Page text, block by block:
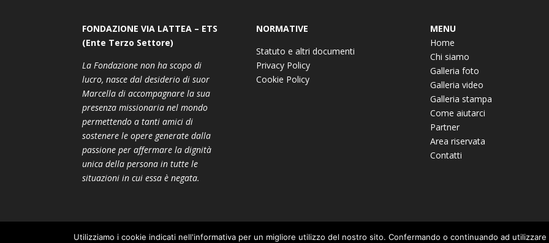
FONDAZIONE VIA LATTEA – ETS
(Ente Terzo Settore)
La Fondazione non ha scopo di
lucro, nasce dal desiderio di suor
Marcella di accompagnare la sua
presenza missionaria nel mondo
permettendo a tanti amici di
sostenere le opere generate dalla
passione per affermare la dignità
unica della persona in tutte le
situazioni in cui essa è negata.
NORMATIVE
Statuto e altri documenti
Privacy Policy
Cookie Policy
MENU
Home
Chi siamo
Galleria foto
Galleria video
Galleria stampa
Come aiutarci
Partner
Area riservata
Contatti
Utilizziamo i cookie indicati nell'informativa per un migliore utilizzo del nostro sito. Confermando o continuando ad